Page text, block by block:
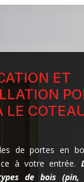
ET
LE
de portes en
à votre entrée.
de bois (pin,